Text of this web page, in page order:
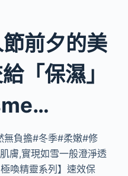
前夕的美
「保濕」
無負擔#冬季#柔嫩#修
膚,實現如雪一般澄淨透
喚精靈系列】速效保